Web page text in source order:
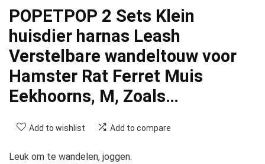
POPETPOP 2 Sets Klein
huisdier harnas Leash
Verstelbare wandeltouw voor
Hamster Rat Ferret Muis
Eekhoorns, M, Zoals…
Add to wishlist Add to compare
Leuk om te wandelen, joggen.